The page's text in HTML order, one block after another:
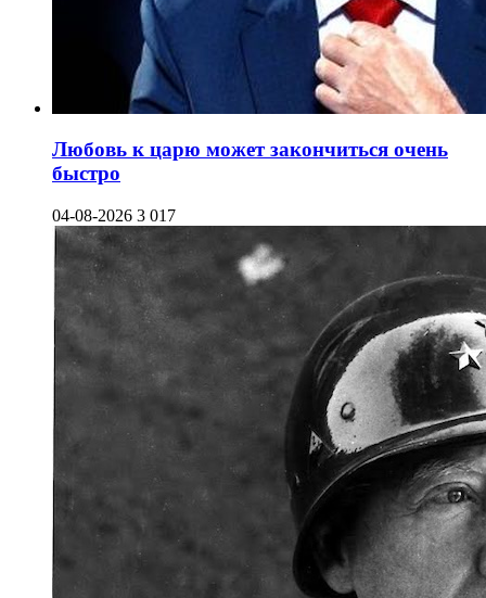
Любовь к царю может закончиться очень
быстро
04-08-2026 3 017